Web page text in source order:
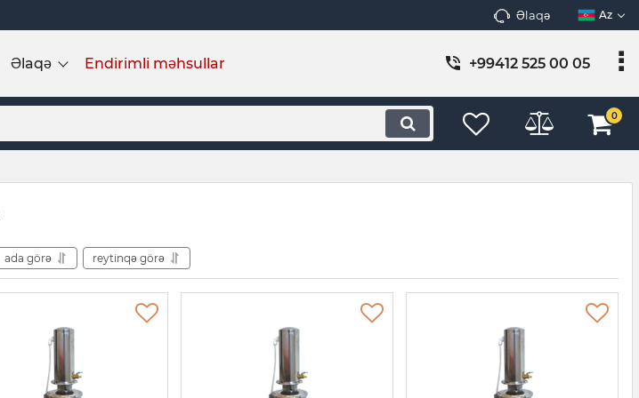
Əlaqə Az
Əlaqə Endirimli məhsullar +99412 525 00 05
0
ada görə reytinqə görə